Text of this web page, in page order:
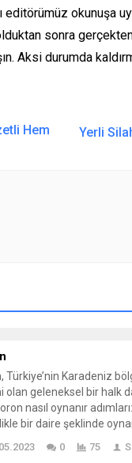
editörümüz okunuşa
sonra
Aksi durumda
Hem
Yerli
Türkiye’nin Karadeniz
olan geleneksel bir halk
nasıl oynanır
bir daire şeklinde
bir araya gelin ve
oluşturun. Horon
0 75